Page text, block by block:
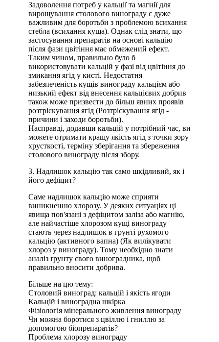
Задоволення потреб у кальції та магнії для
вирощування столового винограду є дуже
важливим для боротьби з проблемою всихання
стебла (всихання куща). Однак слід знати, що
застосування препаратів на основі кальцію
після фази цвітіння має обмежений ефект.
Таким чином, правильно було б
використовувати кальцій у фазі від цвітіння до
змикання ягід у кисті. Недостатня
забезпеченість кущів винограду кальцієм або
низький ефект від внесення кальцієвих добрив
також може призвести до більш явних проявів
розтріскування ягід (Розтріскування ягід -
причини і заходи боротьби).
Насправді, додавши кальцій у потрібний час, ви
можете отримати кращу якість ягід з точки зору
хрусткості, терміну зберігання та збереження
столового винограду після збору.
3. Надлишок кальцію так само шкідливий, як і
його дефіцит?
Саме надлишок кальцію може сприяти
виникненню хлорозу. У деяких ситуаціях ці
явища пов'язані з дефіцитом заліза або магнію,
але найчастіше хлорозом кущі винограду
стають через надлишок в грунті рухомого
кальцію (активного вапна) (Як вилікувати
хлороз у винограду). Тому необхідно знати
аналіз ґрунту свого виноградника, щоб
правильно вносити добрива.
Більше на цю тему:
Столовий виноград: кальцій і якість ягоди
Кальцій і виноградна шкірка
Фізіологія мінерального живлення винограду
Чи можна боротися з цвіллю і гниллю за
допомогою біопрепаратів?
Проблема хлорозу винограду